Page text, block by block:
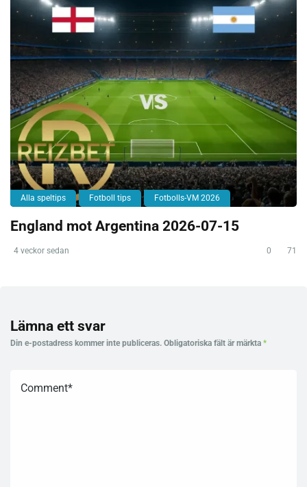
Alla speltips Fotboll tips Fotbolls-VM 2026
England mot Argentina 2026-07-15
4 veckor sedan 0 71
Lämna ett svar
Din e-postadress kommer inte publiceras. Obligatoriska fält är märkta *